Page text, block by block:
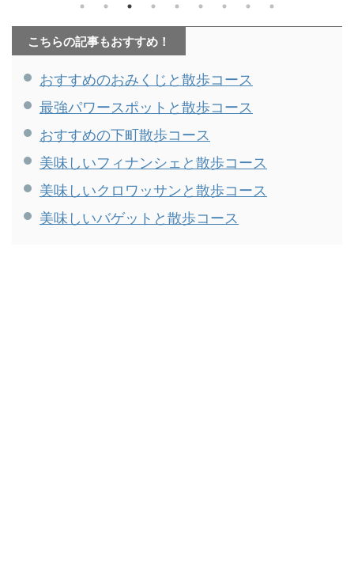
ジ】店内の様子【ロビーラウ
ンジ】自慢の紅茶をいただく
＼ザ・プリンスパークタワー
東京の施設紹介はこちら／
子 ザ・プリンスパークタワー
東京内の１階にあるロビーラ
ウンジは、開放的で明るく、
広々としています。 さらに、
大きな窓からは東京タワーが
見え、ティータイムが一層華
やかに。 こちらは窓側の席か
らの眺めです。 東京タワーを
こで、おすすめなのがザ・プ
リンスパークタワー東京の33
カイバンケットの朝食ビュッ
フェの様子をご紹介します。
目次【スカイバンケット】朝
食会場の様子【スカイバンケ
ット】朝食ビュッフェのメニ
ュー【スカイバンケット】最
高の朝食体験！【スカイバン
ケット】朝食ビュッフェのお
値段は？ ＼ザ・プリンスパー
ち ...
こちらの記事もおすすめ！
おすすめのおみくじと散歩コース
最強パワースポットと散歩コース
おすすめの下町散歩コース
美味しいフィナンシェと散歩コース
美味しいクロワッサンと散歩コース
美味しいバゲットと散歩コース